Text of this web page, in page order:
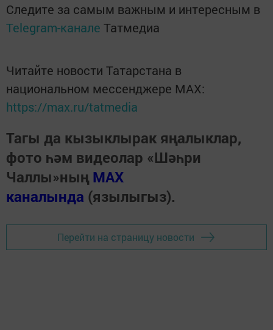
Следите за самым важным и интересным в
Telegram-канале Татмедиа
Читайте новости Татарстана в
национальном мессенджере MАХ:
https://max.ru/tatmedia
Тагы да кызыклырак яңалыклар,
фото һәм видеолар «Шәһри
Чаллы»ның MAX
каналында (язылыгыз).
Перейти на страницу новости